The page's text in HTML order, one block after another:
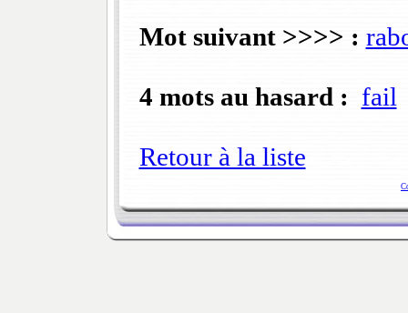
Mot suivant >>>> :
4 mots au hasard : fail
Retour à la liste